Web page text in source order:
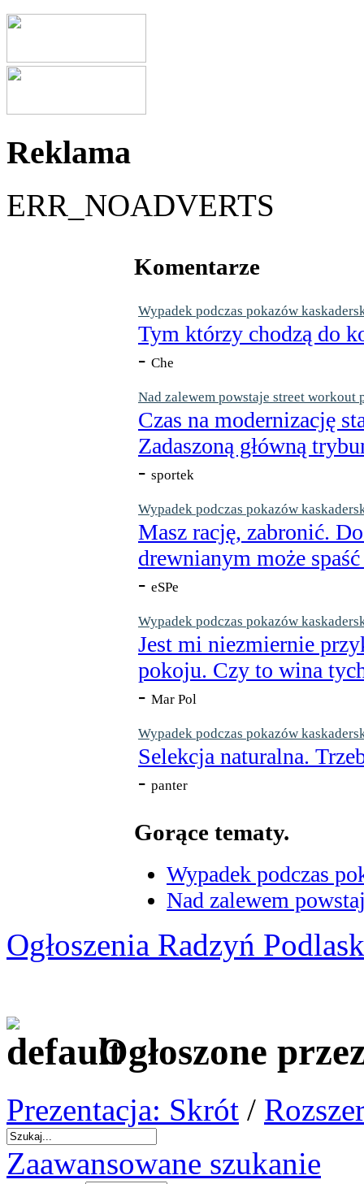
Reklama
ERR_NOADVERTS
Komentarze
Wypadek podczas pokazów
Tym którzy chodzą do
- Che
Nad zalewem powstaje street workout
Czas na modernizację
Zadaszoną główną
- sportek
Wypadek podczas pokazów
Masz rację, zabronić.
drewnianym może
- eSPe
Wypadek podczas pokazów
Jest mi niezmiernie
pokoju. Czy to wina
- Mar Pol
Wypadek podczas pokazów
Selekcja naturalna.
- panter
Gorące tematy.
Wypadek podczas
Nad zalewem
Ogłoszenia Radzyń
Ogłoszone
Prezentacja: Skrót /
Zaawansowane szukanie